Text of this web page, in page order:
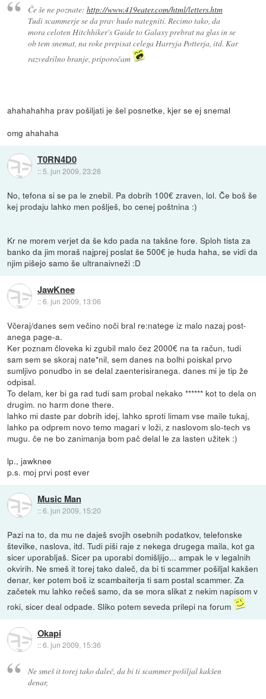
Če še ne poznate: http://www.419eater.com/html/letters.htm
Tudi scammerje se da prav hudo nategniti. Recimo tako, da
mora celoten Hitchhiker's Guide to Galaxy prebrat na glas in se
ob tem snemat, na roke prepisat celega Harryja Potterja, itd. Kar
razvedrilno branje, priporočam
ahahahahha prav pošiljati je šel posnetke, kjer se ej snemal
omg ahahaha
T0RN4D0
:: 5. jun 2009, 23:28
No, tefona si se pa le znebil. Pa dobrih 100€ zraven, lol. Če boš še
kej prodaju lahko men pošlješ, bo cenej poštnina :)
Kr ne morem verjet da še kdo pada na takšne fore. Sploh tista za
banko da jim moraš najprej poslat še 500€ je huda haha, se vidi da
njim pišejo samo še ultranaivneži :D
JawKnee
::6. jun 2009, 13:06
Včeraj/danes sem večino noči bral re:natege iz malo nazaj post-
anega page-a.
Ker poznam človeka ki zgubil malo čez 2000€ na ta račun, tudi
sam sem se skoraj nate*nil, sem danes na bolhi poiskal prvo
sumljivo ponudbo in se delal zaenterisiranega. danes mi je tip že
odpisal.
To delam, ker bi ga rad tudi sam probal nekako ****** kot to dela on
drugim. no harm done there.
lahko mi daste par dobrih idej, lahko sproti limam vse maile tukaj,
lahko pa odprem novo temo magari v loži, z naslovom slo-tech vs
mugu. če ne bo zanimanja bom pač delal le za lasten užitek :)
lp., jawknee
p.s. moj prvi post ever
Music Man
::6. jun 2009, 15:20
Pazi na to, da mu ne daješ svojih osebnih podatkov, telefonske
številke, naslova, itd. Tudi piši raje z nekega drugega maila, kot ga
sicer uporabljaš. Sicer pa uporabi domišljijo... ampak le v legalnih
okvirih. Ne smeš it torej tako daleč, da bi ti scammer pošiljal kakšen
denar, ker potem boš iz scambaiterja ti sam postal scammer. Za
začetek mu lahko rečeš samo, da se mora slikat z nekim napisom v
roki, sicer deal odpade. Sliko potem seveda prilepi na forum
Okapi
::6. jun 2009, 15:36
Ne smeš it torej tako daleč, da bi ti scammer pošiljal kakšen
denar,